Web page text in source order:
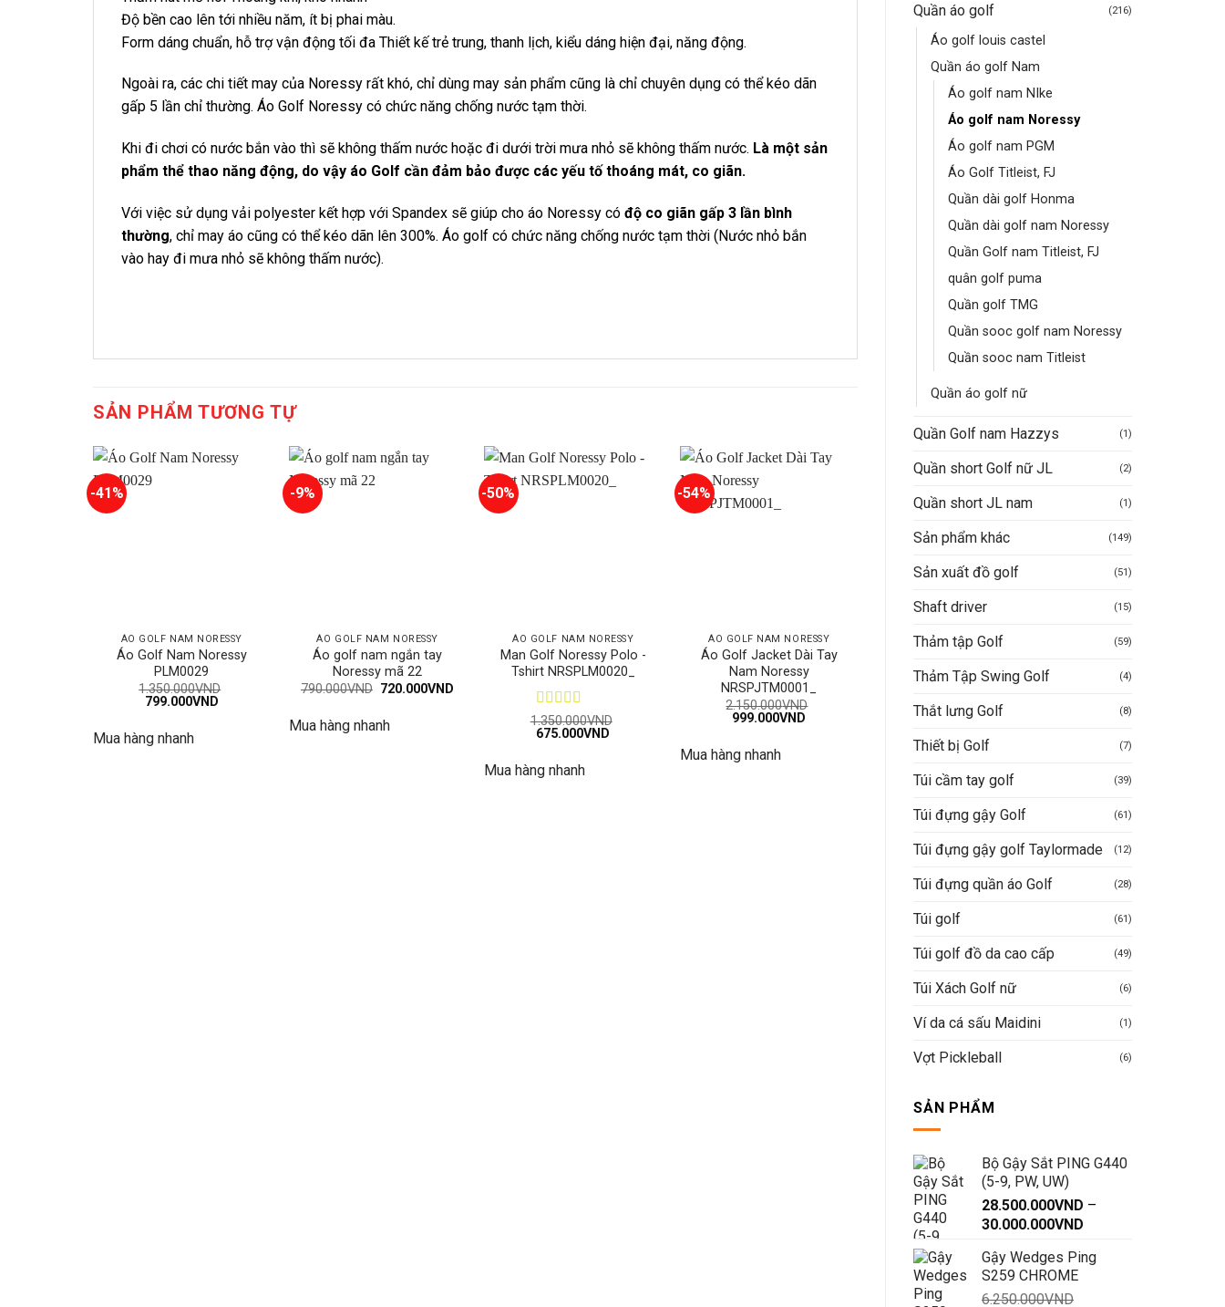
Quần áo golf (216)
Áo golf louis castel
Quần áo golf Nam
Áo golf nam NIke
Áo golf nam Noressy
Áo golf nam PGM
Áo Golf Titleist, FJ
Quần dài golf Honma
Quần dài golf nam Noressy
Quần Golf nam Titleist, FJ
quân golf puma
Quần golf TMG
Quần sooc golf nam Noressy
Quần sooc nam Titleist
Quần áo golf nữ
Quần Golf nam Hazzys (1)
Quần short Golf nữ JL (2)
Quần short JL nam (1)
Sản phẩm khác (149)
Sản xuất đồ golf (51)
Shaft driver (15)
Thảm tập Golf (59)
Thảm Tập Swing Golf (4)
Thắt lưng Golf (8)
Thiết bị Golf (7)
Túi cầm tay golf (39)
Túi đựng gậy Golf (61)
Túi đựng gậy golf Taylormade (12)
Túi đựng quần áo Golf (28)
Túi golf (61)
Túi golf đồ da cao cấp (49)
Túi Xách Golf nữ (6)
Ví da cá sấu Maidini (1)
Vợt Pickleball (6)
SẢN PHẨM
Bộ Gậy Sắt PING G440
(5-9, PW, UW)
28.500.000VND –
30.000.000VND
từ
Gậy Wedges Ping
S259 CHROME
6.250.000VND
Độ bền cao lên tới nhiều năm, ít bị phai màu.
Form dáng chuẩn, hỗ trợ vận động tối đa Thiết kế trẻ trung, thanh lịch, kiểu dáng hiện đại, năng động.
Ngoài ra, các chi tiết may của Noressy rất khó, chỉ dùng may sản phẩm cũng là chỉ chuyên dụng có thể kéo dãn
gấp 5 lần chỉ thường. Áo Golf Noressy có chức năng chống nước tạm thời.
Khi đi chơi có nước bắn vào thì sẽ không thấm nước hoặc đi dưới trời mưa nhỏ sẽ không thấm nước. Là một sản
phẩm thể thao năng động, do vậy áo Golf cần đảm bảo được các yếu tố thoáng mát, co giãn.
Với việc sử dụng vải polyester kết hợp với Spandex sẽ giúp cho áo Noressy có độ co giãn gấp 3 lần bình
thường, chỉ may áo cũng có thể kéo dãn lên 300%. Áo golf có chức năng chống nước tạm thời (Nước nhỏ bắn
vào hay đi mưa nhỏ sẽ không thấm nước).
SẢN PHẨM TƯƠNG TỰ
-41%
ÁO GOLF NAM NORESSY
Áo Golf Nam Noressy
PLM0029
1.350.000VND
Giá
1.350.000VND.
799.000VNDGiá
Mua hàng nhanh
-9%
ÁO GOLF NAM NORESSY
Áo golf nam ngắn tay
Noressy mã 22
790.000VND Giá
790.000VND.
720.000VND
Mua hàng nhanh
-50%
ÁO GOLF NAM NORESSY
Man Golf Noressy Polo -
Tshirt NRSPLM0020_
Được xếp
hạng55 sao
1.350.000VND
Giá
1.350.000VND.
675.000VND
Mua hàng nhanh
-54%
ÁO GOLF NAM NORESSY
Áo Golf Jacket Dài Tay
Nam Noressy
NRSPJTM0001_
2.150.000VND
Giá
2.150.000VND.
999.000VND
Mua hàng nhanh
ÁO GOLF NAM NORESSY
PLM0032
1.350.000
Giá
gốc
1.350.000VND.
999.000 VNDGiá
hiện
Mua hàng nhanh
ÁO GOLF NAM NORESSY
Tshirt NRSPLM0020_
Được xếp
1.350.000
gốc